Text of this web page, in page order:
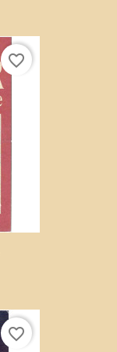
favorite_border
favorite_border